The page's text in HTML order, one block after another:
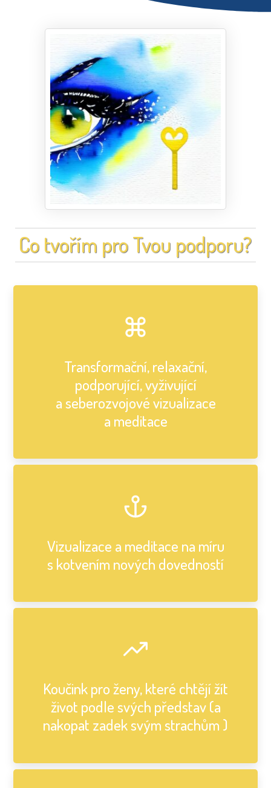
Co tvořím pro Tvou podporu?
Transformační, relaxační,
podporující, vyživující
a seberozvojové vizualizace
a meditace
Vizualizace a meditace na míru
s kotvením nových dovedností
Koučink pro ženy, které chtějí žít
život podle svých představ (a
nakopat zadek svým strachům )